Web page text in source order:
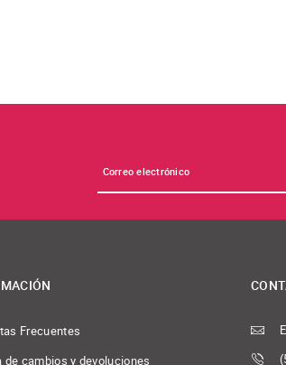
Frecuentes
de cambios y devoluciones